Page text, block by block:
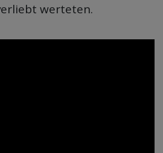
werteten.